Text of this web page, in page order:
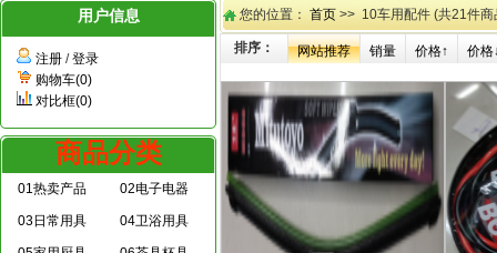
用户信息
注册 /登录
购物车(0)
对比框(0)
商品分类
01热卖产品 02电子电器
03日常用具 04卫浴用具
您的位置： 首页 >> 10车用配件 (共21件
排序： 网站推荐 销量 价格↑ 价格